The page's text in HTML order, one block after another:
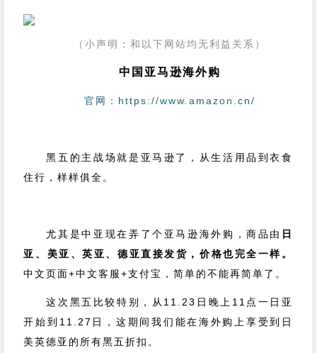
（小声明：和以下网站均无利益关系）
中国亚马逊海外购
官网：https://www.amazon.cn/
黑五的主战场就是亚马逊了，从生活用品到衣食
住行，样样俱全。
尤其是中亚现在弄了个亚马逊海外购，商品由 日
亚、美亚、英亚、德亚直接发货，价格也完全一样。
中文页面+中文客服+支付宝，简单的不能再简单了。
这次黑五比较特别，从11.23日晚上11点一日亚
开始到11.27日，这期间我们能在海外购上享受到日
美英德亚的所有黑五折扣。